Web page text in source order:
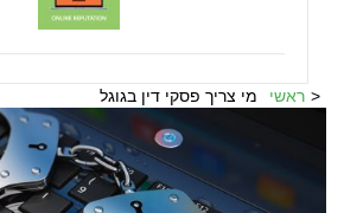
ראשי מי צריך פסקי דין בגוגל